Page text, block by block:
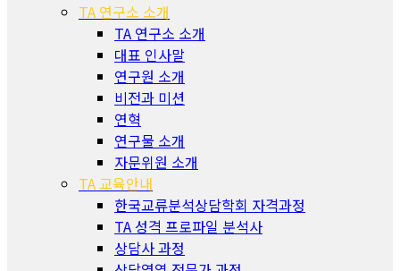
TA 연구소 소개
TA 연구소 소개
대표 인사말
연구원 소개
비전과 미션
연혁
연구물 소개
자문위원 소개
TA 교육안내
한국교류분석상담학회 자격과정
TA 성격 프로파일 분석사
상담사 과정